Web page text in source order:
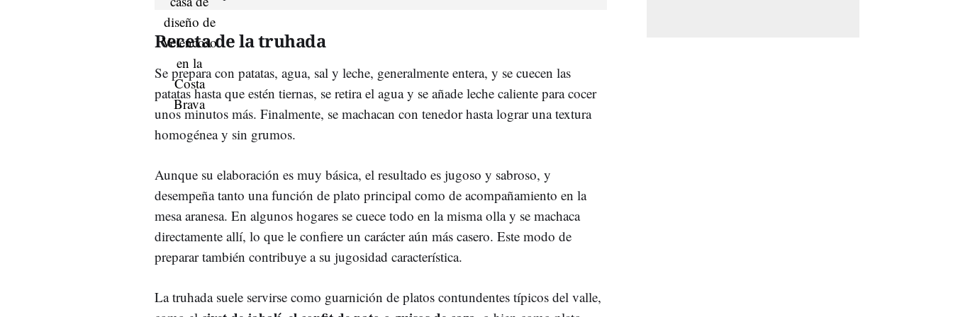
Receta de la truhada
Se prepara con patatas, agua, sal y leche, generalmente entera, y se cuecen las
patatas hasta que estén tiernas, se retira el agua y se añade leche caliente para cocer
unos minutos más. Finalmente, se machacan con tenedor hasta lograr una textura
homogénea y sin grumos.
Aunque su elaboración es muy básica, el resultado es jugoso y sabroso, y
desempeña tanto una función de plato principal como de acompañamiento en la
mesa aranesa. En algunos hogares se cuece todo en la misma olla y se machaca
directamente allí, lo que le confiere un carácter aún más casero. Este modo de
preparar también contribuye a su jugosidad característica.
La truhada suele servirse como guarnición de platos contundentes típicos del valle,